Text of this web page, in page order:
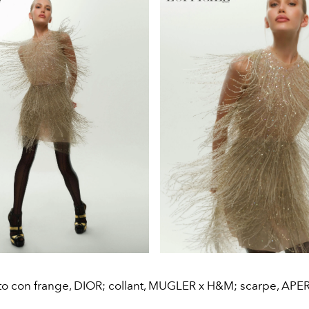
con frange, DIOR; collant, MUGLER x H&M; scarpe,